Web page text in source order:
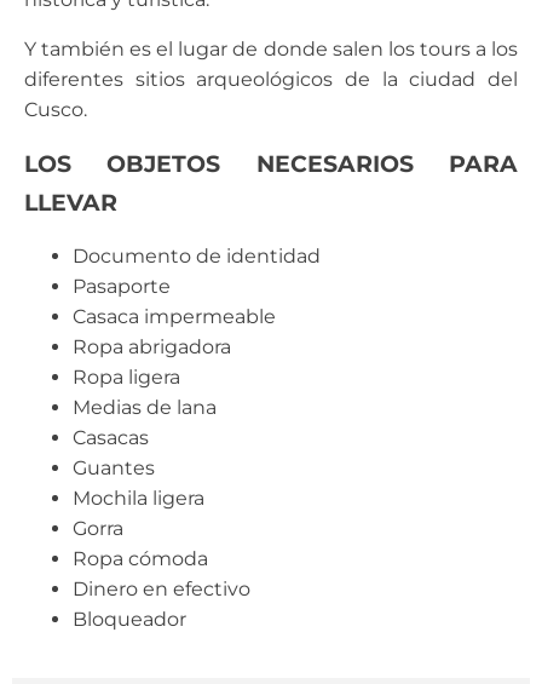
Y también es el lugar de donde salen los tours a los
diferentes sitios arqueológicos de la ciudad del
Cusco.
LOS OBJETOS NECESARIOS PARA
LLEVAR
Documento de identidad
Pasaporte
Casaca impermeable
Ropa abrigadora
Ropa ligera
Medias de lana
Casacas
Guantes
Mochila ligera
Gorra
Ropa cómoda
Dinero en efectivo
Bloqueador